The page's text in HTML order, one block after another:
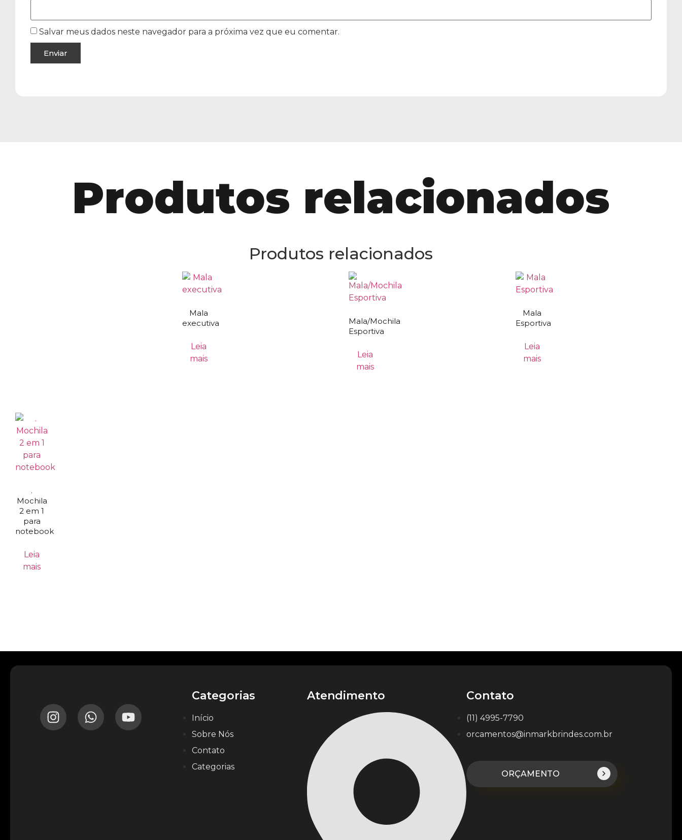
Salvar meus dados neste navegador para a próxima vez que eu comentar.
Produtos relacionados
Produtos relacionados
Mala
executiva
Leia
mais
Mala/Mochila
Esportiva
Leia
mais
Mala
Esportiva
Leia
mais
.
Mochila
2 em 1
para
notebook
Leia
mais
Categorias
Início
Sobre Nós
Contato
Categorias
Atendimento Contato
(11) 4995-7790
orcamentos@inmarkbrindes.com.br
ORÇAMENTO